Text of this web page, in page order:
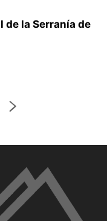
de la Serranía de